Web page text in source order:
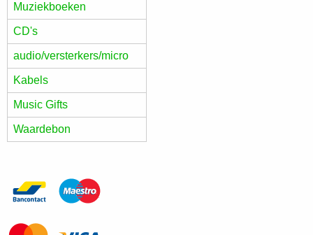
Muziekboeken
CD's
audio/versterkers/micro
Kabels
Music Gifts
Waardebon